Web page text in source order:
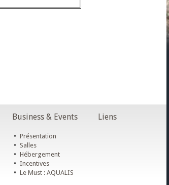
Business & Events Liens
• Présentation
• Salles
• Hébergement
• Incentives
• Le Must : AQUALIS